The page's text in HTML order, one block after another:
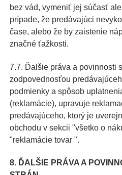
bez vád, vymeniť jej súčasť
prípade, že predávajúci
čase, alebo že by zaistenie
značné ťažkosti.
7.7. Ďalšie práva a povinnosti
zodpovednosťou
podmienky a spôsob
(reklamácie), upravuje
predávajúceho, ktorý je
obchodu v sekcii "všetko o
"reklamácie tovar ".
8. ĎALŠIE PRÁVA A